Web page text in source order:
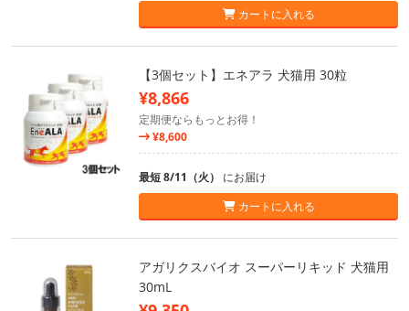
カートに入れる
【3個セット】エネアラ 犬猫用 30粒
¥8,866
定期便ならもっとお得！
¥8,600
最短 8/11（火） にお届け
カートに入れる
アガリクスバイオ スーパーリキッド 犬猫用
30mL